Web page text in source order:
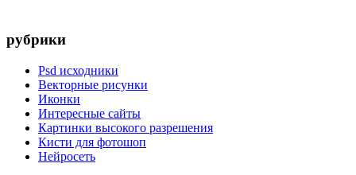
рубрики
Psd исходники
Векторные рисунки
Иконки
Интересные сайты
Картинки высокого разрешения
Кисти для фотошоп
Нейросеть